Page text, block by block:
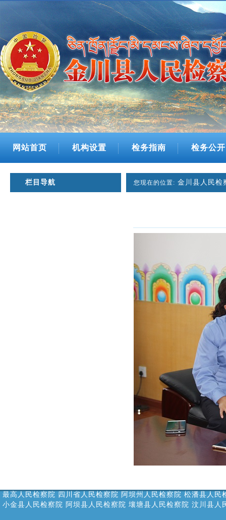
网站首页 机构设置 检务指南 检务公开
栏目导航 您现在的位置: 金川县人民检
最高人民检察院 四川省人民检察院 阿坝州人民检察院 松潘县人民
小金县人民检察院 阿坝县人民检察院 壤塘县人民检察院 汶川县人